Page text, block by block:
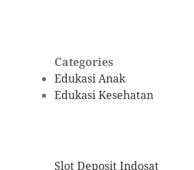
Categories
Edukasi Anak
Edukasi Kesehatan
Slot Deposit Indosat